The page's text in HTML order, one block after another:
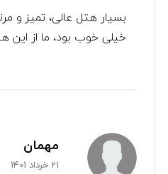
بسیار هتل عالی، تمیز و
خیلی خوب بود، ما از این
مهمان
21 خرداد 1401